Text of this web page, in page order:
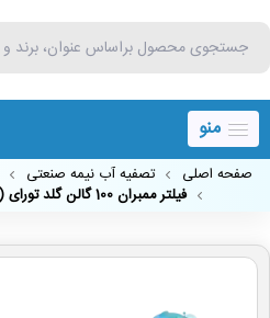
منو
صفحه اصلی تصفیه آب نیمه صنعتی
فیلتر ممبران 100 گالن گلد تورای (Toray) مدل AP-2012-100